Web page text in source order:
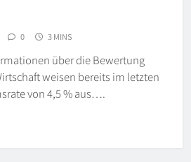
0 3 MINS
über die Bewertung
weisen bereits im letzten
von 4,5 % aus….